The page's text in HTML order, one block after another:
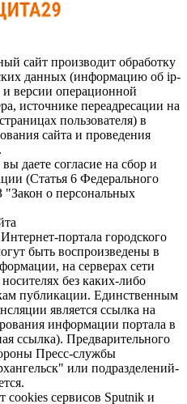
сайт производит обработку
данных (информацию об ip-
версии операционной
источнике переадресации на
пользователя) в
сайта и проведения
даете согласие на сбор и
(Статья 6 Федерального
о персональных
портала городского
быть воспроизведены в
на серверах сети
без каких-либо
публикации. Единственным
является ссылка на
информации портала в
ссылка). Предварительного
Пресс-службы
или подразделений-
cookies сервисов Sputnik и